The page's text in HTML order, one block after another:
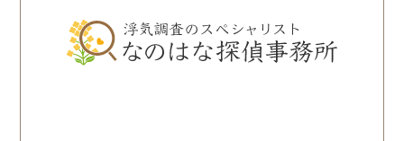
を予想しながら調査してく
れて、実際に不貞の現場も
数回おさえることができと
後どうですか？と連絡ま
して下さり応援してるか
ねと温かい言葉までかけ